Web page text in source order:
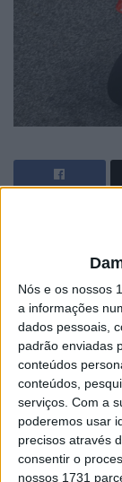
Nós e os nossos
a informações
dados pessoais,
padrão enviadas
conteúdos
conteúdos,
serviços. Com a
poderemos usar
precisos através
consentir o
nossos 1731
O fim de
Morbidelli na
Qualificação 2
impediu uma
suficiente para
Morbidelli
No Grande
início – na
depois